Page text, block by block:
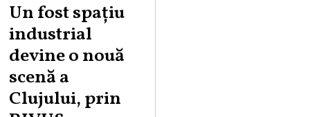
Un fost spațiu
industrial
devine o nouă
scenă a
Clujului, prin